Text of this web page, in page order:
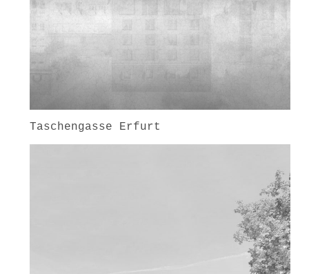
Taschengasse Erfurt